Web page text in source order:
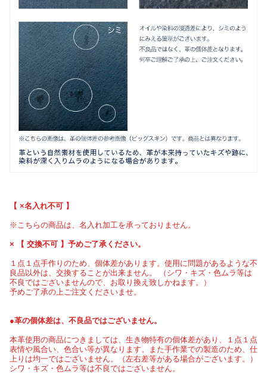
【 ×名入れ不可 】
※こちらの商品は、名入れ加工を承っておりません。
× 【 交換不可 】予めご了承ください。
１点１点手作りのため、個体差があります。使用に問題があるような不
良品以外は、交換することが出来ません。 （シワ・キズ・色ムラ等は
不良ではございませんので、お取り換え致しかねます。）
予めご了承の上ご注文くださいませ。
●革の個体差は、不良品ではございません。
本革使用の商品につきましては、生き物特有の個体差があり、１点１点
表情や風合い、色合い等が異なります。また手作業での製造のため、仕
上りは均一ではございません。（左右差等がある場合がございます。）
シワ・キズ・色ムラ等は不良ではございません。